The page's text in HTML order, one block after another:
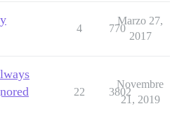
4 770
Marzo 27,
2017
22 3802
Novembre
21, 2019